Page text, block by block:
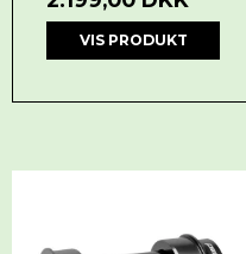
VIS PRODUKT